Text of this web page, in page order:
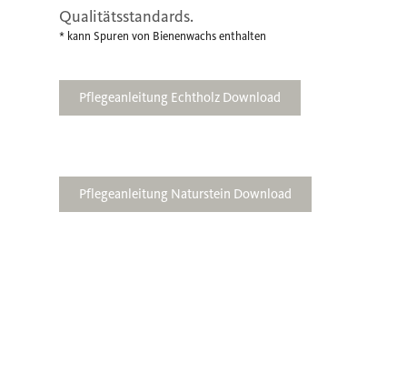
Qualitätsstandards.
* kann Spuren von Bienenwachs enthalten
Pflegeanleitung Echtholz Download
Pflegeanleitung Naturstein Download